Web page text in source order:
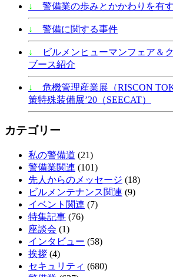
↓ 警備業の歩みとかかわりを有
↓ 警備に関する事件
↓
ビルメンヒューマンフェア＆
ブース紹介
↓
危機管理産業展（RISCON
策特殊装備展’20（SEECAT）
カテゴリー
私の警備道 (21)
警備業関連 (101)
先人からのメッセージ (18)
ビルメンテナンス関連 (9)
イベント関連 (7)
特集記事 (76)
座談会 (1)
インタビュー (58)
挨拶 (4)
セキュリティ (680)